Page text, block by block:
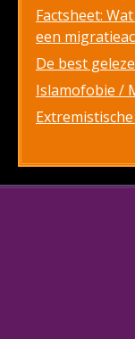
Factsheet:
een
De best
Islamofobie /